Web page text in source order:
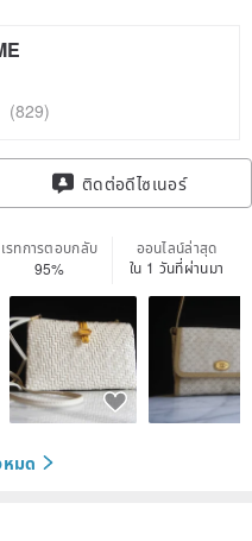
(829)
ติดต่อดีไซเนอร์
เรทการตอบกลับ
95%
ออนไลน์ล่าสุด
ใน 1 วันที่ผ่านมา
มด